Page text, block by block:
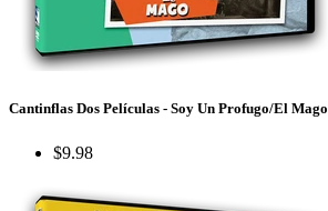
Cantinflas Dos Películas - Soy Un Profugo/El Mago
$9.98